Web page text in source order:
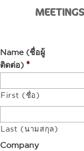
Name (ชื่อผู้
ติดต่อ) *
First (ชื่อ)
Last (นามสกุล)
Company